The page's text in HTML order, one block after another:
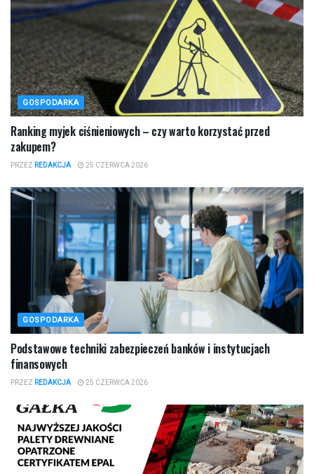
GOSPODARKA
Ranking myjek ciśnieniowych – czy warto korzystać przed
zakupem?
PRZEZ REDAKCJA 25 CZERWCA 2026
GOSPODARKA
Podstawowe techniki zabezpieczeń banków i instytucjach
finansowych
PRZEZ REDAKCJA 25 CZERWCA 2026